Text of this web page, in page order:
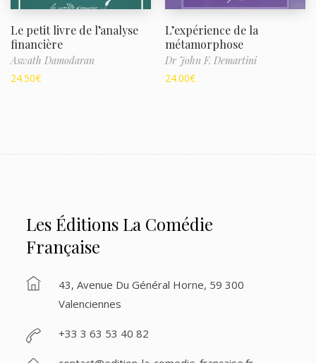
Le petit livre de l’analyse
financière
Aswath Damodaran
24.50€
L’expérience de la
métamorphose
Dr John F. Demartini
24.00€
Les Éditions La Comédie
Française
43, Avenue Du Général Horne, 59 300
Valenciennes
+33 3 63 53 40 82